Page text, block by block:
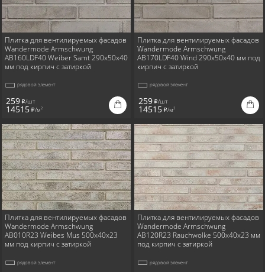
Плитка для вентилируемых фасадов
Wandermode Armschwung
AB160LDF40 Weiber Samt 290x50x40
мм под кирпич с затиркой
рядовой элемент
259 i/шт
14515 i/м2
Плитка для вентилируемых фасадов
Wandermode Armschwung
AB170LDF40 Wind 290x50x40 мм под
кирпич с затиркой
рядовой элемент
259 i/шт
14515 i/м2
Плитка для вентилируемых фасадов
Wandermode Armschwung
AB010R23 Weibes Mus 500x40x23
мм под кирпич с затиркой
рядовой элемент
Плитка для вентилируемых фасадов
Wandermode Armschwung
AB120R23 Rauchwolke 500x40x23 мм
под кирпич с затиркой
рядовой элемент